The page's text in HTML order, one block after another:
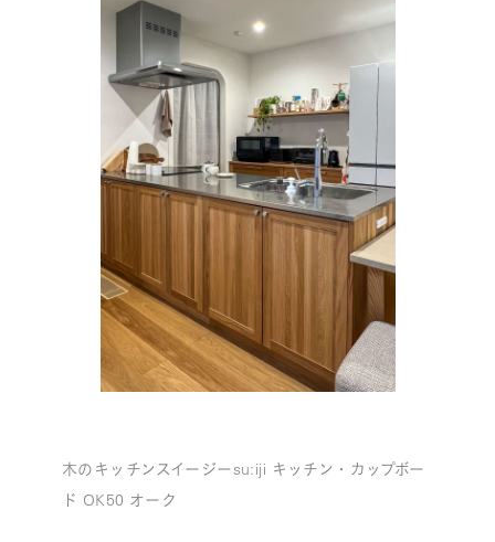
木のキッチンスイージーsu:iji キッチン・カップボー
ド OK50 オーク